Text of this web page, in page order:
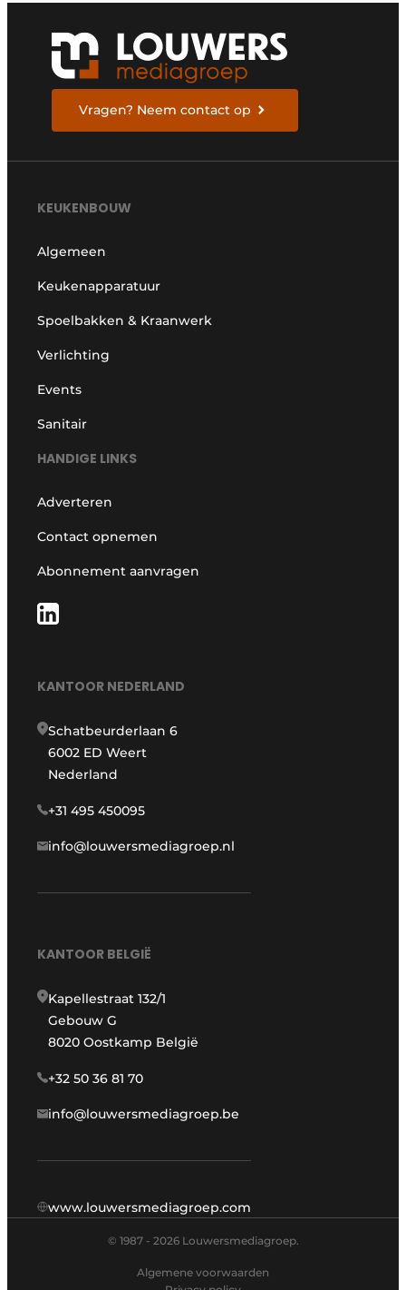
Vragen? Neem contact op
KEUKENBOUW
Algemeen
Keukenapparatuur
Spoelbakken & Kraanwerk
Verlichting
Events
Sanitair
HANDIGE LINKS
Adverteren
Contact opnemen
Abonnement aanvragen
KANTOOR NEDERLAND
Schatbeurderlaan 6
6002 ED Weert
Nederland
+31 495 450095
info@louwersmediagroep.nl
KANTOOR BELGIË
Kapellestraat 132/1
Gebouw G
8020 Oostkamp België
+32 50 36 81 70
info@louwersmediagroep.be
www.louwersmediagroep.com
© 1987 - 2026 Louwersmediagroep.
Algemene voorwaarden